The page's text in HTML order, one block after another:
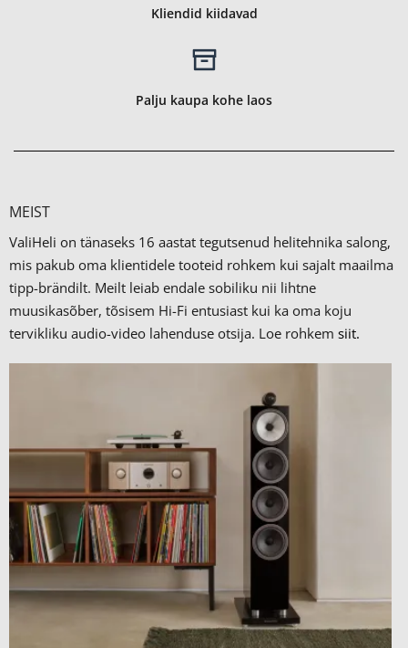
Kliendid kiidavad
Palju kaupa kohe laos
MEIST
ValiHeli on tänaseks 16 aastat tegutsenud helitehnika salong,
mis pakub oma klientidele tooteid rohkem kui sajalt maailma
tipp-brändilt. Meilt leiab endale sobiliku nii lihtne
muusikasõber, tõsisem Hi-Fi entusiast kui ka oma koju
tervikliku audio-video lahenduse otsija. Loe rohkem siit.